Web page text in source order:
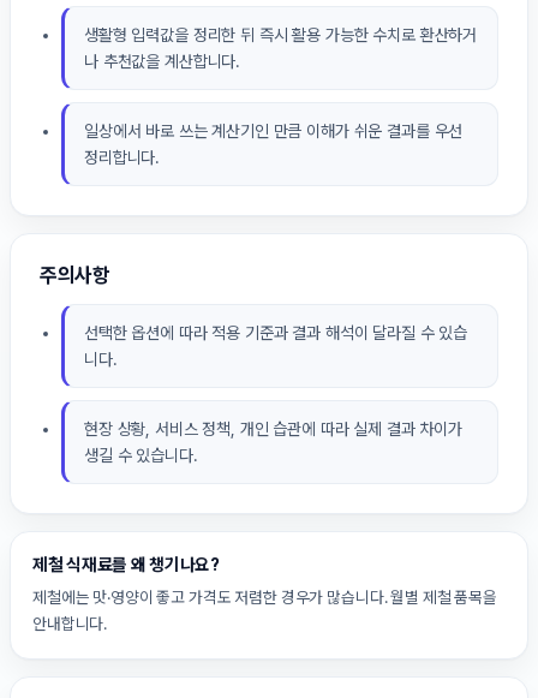
생활형 입력값을 정리한 뒤 즉시 활용 가능한 수치로 환산하거
나 추천값을 계산합니다.
일상에서 바로 쓰는 계산기인 만큼 이해가 쉬운 결과를 우선
정리합니다.
주의사항
선택한 옵션에 따라 적용 기준과 결과 해석이 달라질 수 있습
니다.
현장 상황, 서비스 정책, 개인 습관에 따라 실제 결과 차이가
생길 수 있습니다.
제철 식재료를 왜 챙기나요?
제철에는 맛·영양이 좋고 가격도 저렴한 경우가 많습니다. 월별 제철 품목을
안내합니다.